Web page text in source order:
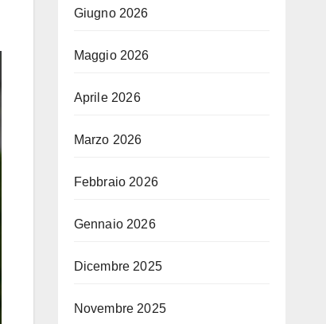
Giugno 2026
Maggio 2026
Aprile 2026
Marzo 2026
Febbraio 2026
Gennaio 2026
Dicembre 2025
Novembre 2025